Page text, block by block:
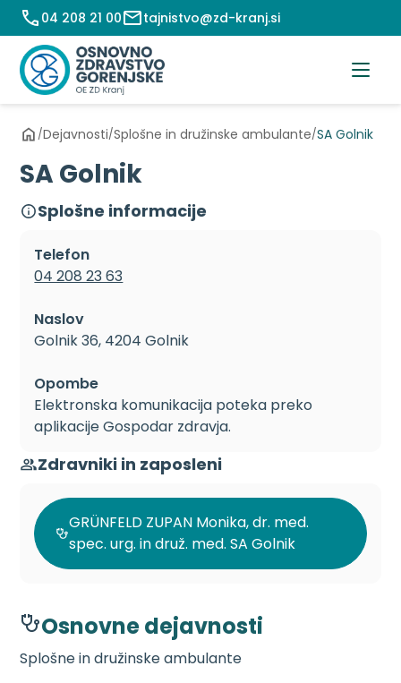
Preskoči
na
vsebino
04 208 21 00 tajnistvo@zd-kranj.si
/Dejavnosti/Splošne in družinske ambulante/SA Golnik
SA Golnik
Splošne informacije
Telefon
04 208 23 63
Naslov
Golnik 36, 4204 Golnik
Opombe
Elektronska komunikacija poteka preko
aplikacije Gospodar zdravja.
Zdravniki in zaposleni
GRÜNFELD ZUPAN Monika, dr. med.
spec. urg. in druž. med. SA Golnik
Osnovne dejavnosti
Splošne in družinske ambulante